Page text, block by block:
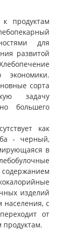
продуктам
для
развитой
экономики.
сорта
задачу
большего
как
- черный,
в
изделий
населения, с
от